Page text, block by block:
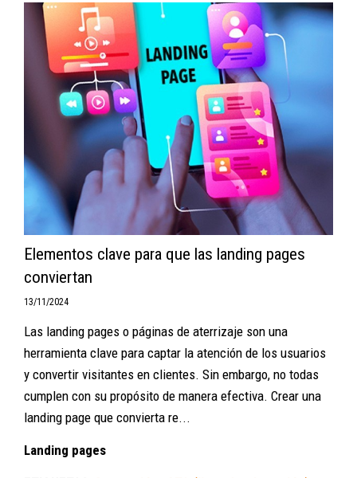
Elementos clave para que las landing pages
conviertan
13/11/2024
Las landing pages o páginas de aterrizaje son una
herramienta clave para captar la atención de los usuarios
y convertir visitantes en clientes. Sin embargo, no todas
cumplen con su propósito de manera efectiva. Crear una
landing page que convierta re...
Landing pages